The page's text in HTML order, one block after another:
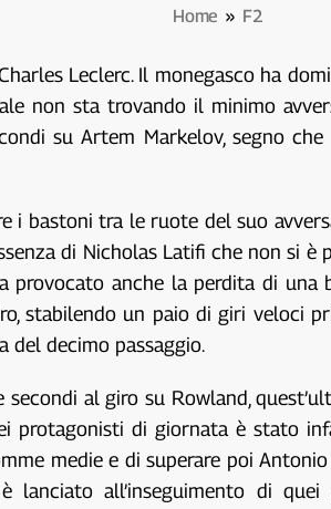
Home » F2
Leclerc. Il monegasco ha
non sta trovando il minimo
su Artem Markelov, segno
i bastoni tra le ruote del suo
di Nicholas Latifi che non si
anche la perdita di una
stabilendo un paio di giri veloci
del decimo passaggio.
al giro su Rowland,
protagonisti di giornata è stato
medie e di superare poi
lanciato all’inseguimento di